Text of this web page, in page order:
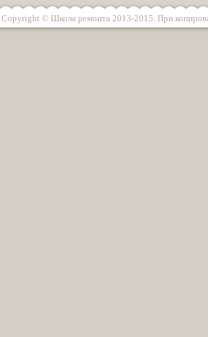
Copyright © Школа ремонта 2013-2015. При